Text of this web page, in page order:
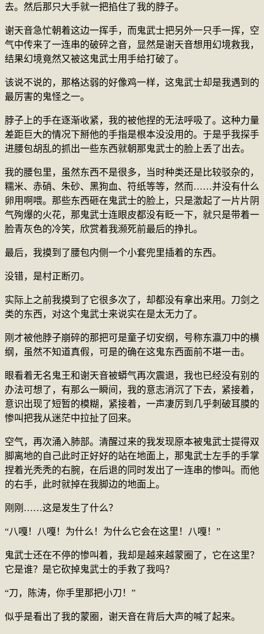
去。然后那只大手就一把掐住了我的脖子。
谢天音急忙朝着这边一挥手，而鬼武士把另外一只手一挥，空
气中传来了一连串的破碎之音，显然是谢天音想用幻境救我，
结果幻境竟然又被这鬼武士用手给打破了。
该说不说的，那格达弱的好像鸡一样，这鬼武士却是我遇到的
最厉害的鬼怪之一。
脖子上的手在逐渐收紧，我的被他捏的无法呼吸了。这种力量
差距巨大的情况下掰他的手指是根本没没用的。于是乎我探手
进腰包胡乱的抓出一些东西就朝那鬼武士的脸上丢了出去。
我的腰包里，虽然东西不是很多，当时种类还是比较驳杂的，
糯米、赤硝、朱砂、黑狗血、符纸等等，然而……并没有什么
卵用啊喂。那些东西砸在鬼武士的脸上，只是激起了一片片阴
气殉爆的火花，那鬼武士连眼皮都没有眨一下，就只是带着一
脸青灰色的冷笑，欣赏着我濒死前最后的挣扎。
最后，我摸到了腰包内侧一个小套兜里插着的东西。
没错，是村正断刃。
实际上之前我摸到了它很多次了，却都没有拿出来用。刀剑之
类的东西，对这个鬼武士来说实在是太无力了。
刚才被他脖子崩碎的那把可是童子切安纲，号称东瀛刀中的横
纲，虽然不知道真假，可是的确在这鬼东西面前不堪一击。
眼看着无名鬼王和谢天音被蟒气再次震退，我也已经没有别的
办法可想了，有那么一瞬间，我的意志消沉了下去，紧接着，
意识出现了短暂的模糊，紧接着，一声凄厉到几乎刺破耳膜的
惨叫把我从迷茫中拉扯了回来。
空气，再次涌入肺部。清醒过来的我发现原本被鬼武士提得双
脚离地的自己此时正好好的站在地面上，那鬼武士左手的手掌
捏着光秃秃的右腕，在后退的同时发出了一连串的惨叫。而他
的右手，此时就掉在我脚边的地面上。
刚刚……这是发生了什么？
“八嘎！八嘎！为什么！为什么它会在这里！八嘎！”
鬼武士还在不停的惨叫着，我却是越来越蒙圈了，它在这里？
它是谁？是它砍掉鬼武士的手救了我吗？
“刀，陈涛，你手里那把小刀！”
似乎是看出了我的蒙圈，谢天音在背后大声的喊了起来。